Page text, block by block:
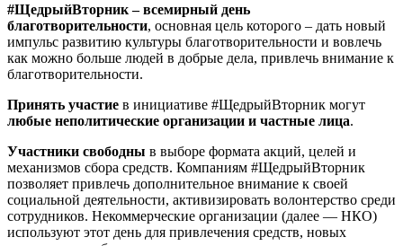
#ЩедрыйВторник – всемирный день
благотворительности, основная цель которого – дать новый
импульс развитию культуры благотворительности и вовлечь
как можно больше людей в добрые дела, привлечь внимание к
благотворительности.
Принять участие в инициативе #ЩедрыйВторник могут
любые неполитические организации и частные лица.
Участники свободны в выборе формата акций, целей и
механизмов сбора средств. Компаниям #ЩедрыйВторник
позволяет привлечь дополнительное внимание к своей
социальной деятельности, активизировать волонтерство среди
сотрудников. Некоммерческие организации (далее — НКО)
используют этот день для привлечения средств, новых